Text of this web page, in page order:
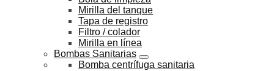
Mirilla del tanque
Tapa de registro
Filtro / colador
Mirilla en línea
Bombas Sanitarias
Bomba centrífuga sanitaria